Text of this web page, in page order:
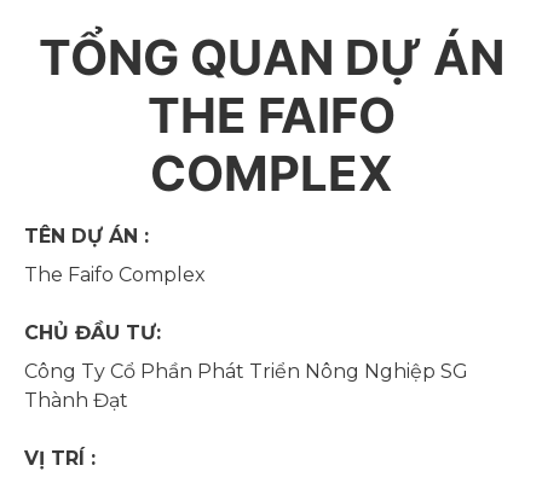
TỔNG QUAN DỰ ÁN
THE FAIFO
COMPLEX
TÊN DỰ ÁN :
The Faifo Complex
CHỦ ĐẦU TƯ:
Công Ty Cổ Phần Phát Triển Nông Nghiệp SG
Thành Đạt
VỊ TRÍ :